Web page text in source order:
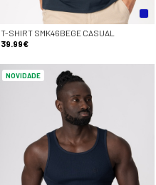
T-SHIRT SMK46BEGE CASUAL
39.99€
NOVIDADE